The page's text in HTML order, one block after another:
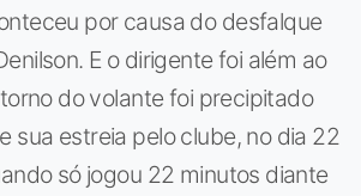
por causa do desfalque
E o dirigente foi além ao
do volante foi precipitado
sua estreia pelo clube, no dia 22
só jogou 22 minutos diante